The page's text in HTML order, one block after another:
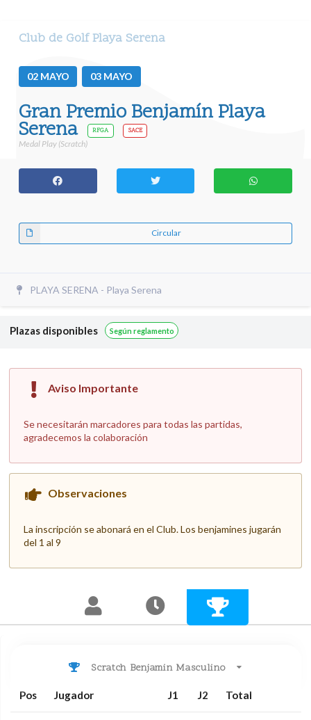
Club de Golf Playa Serena
02 MAYO 03 MAYO
Gran Premio Benjamín Playa
Serena RFGA SACE
Medal Play (Scratch)
Circular
PLAYA SERENA - Playa Serena
Plazas disponibles Según reglamento
Aviso Importante
Se necesitarán marcadores para todas las partidas,
agradecemos la colaboración
Observaciones
La inscripción se abonará en el Club. Los benjamines jugarán
del 1 al 9
Scratch Benjamin Masculino
Pos Jugador J1 J2 Total